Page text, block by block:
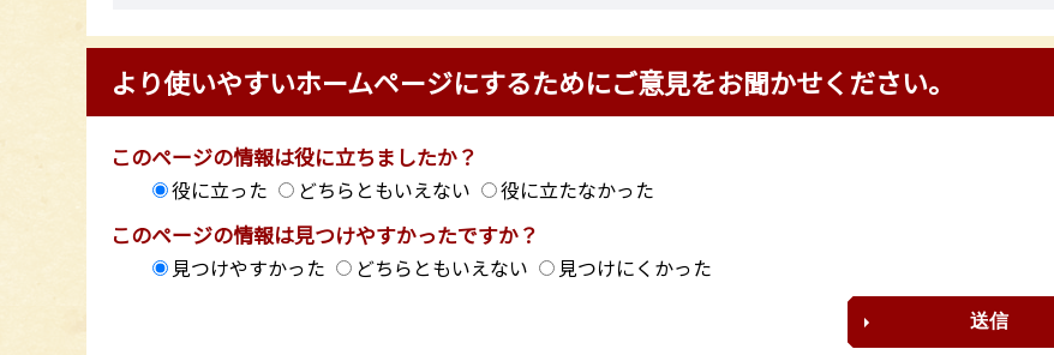
より使いやすいホームページにするためにご意見をお聞かせください。
このページの情報は役に立ちましたか？
役に立った どちらともいえない 役に立たなかった
このページの情報は見つけやすかったですか？
見つけやすかった どちらともいえない 見つけにくかった